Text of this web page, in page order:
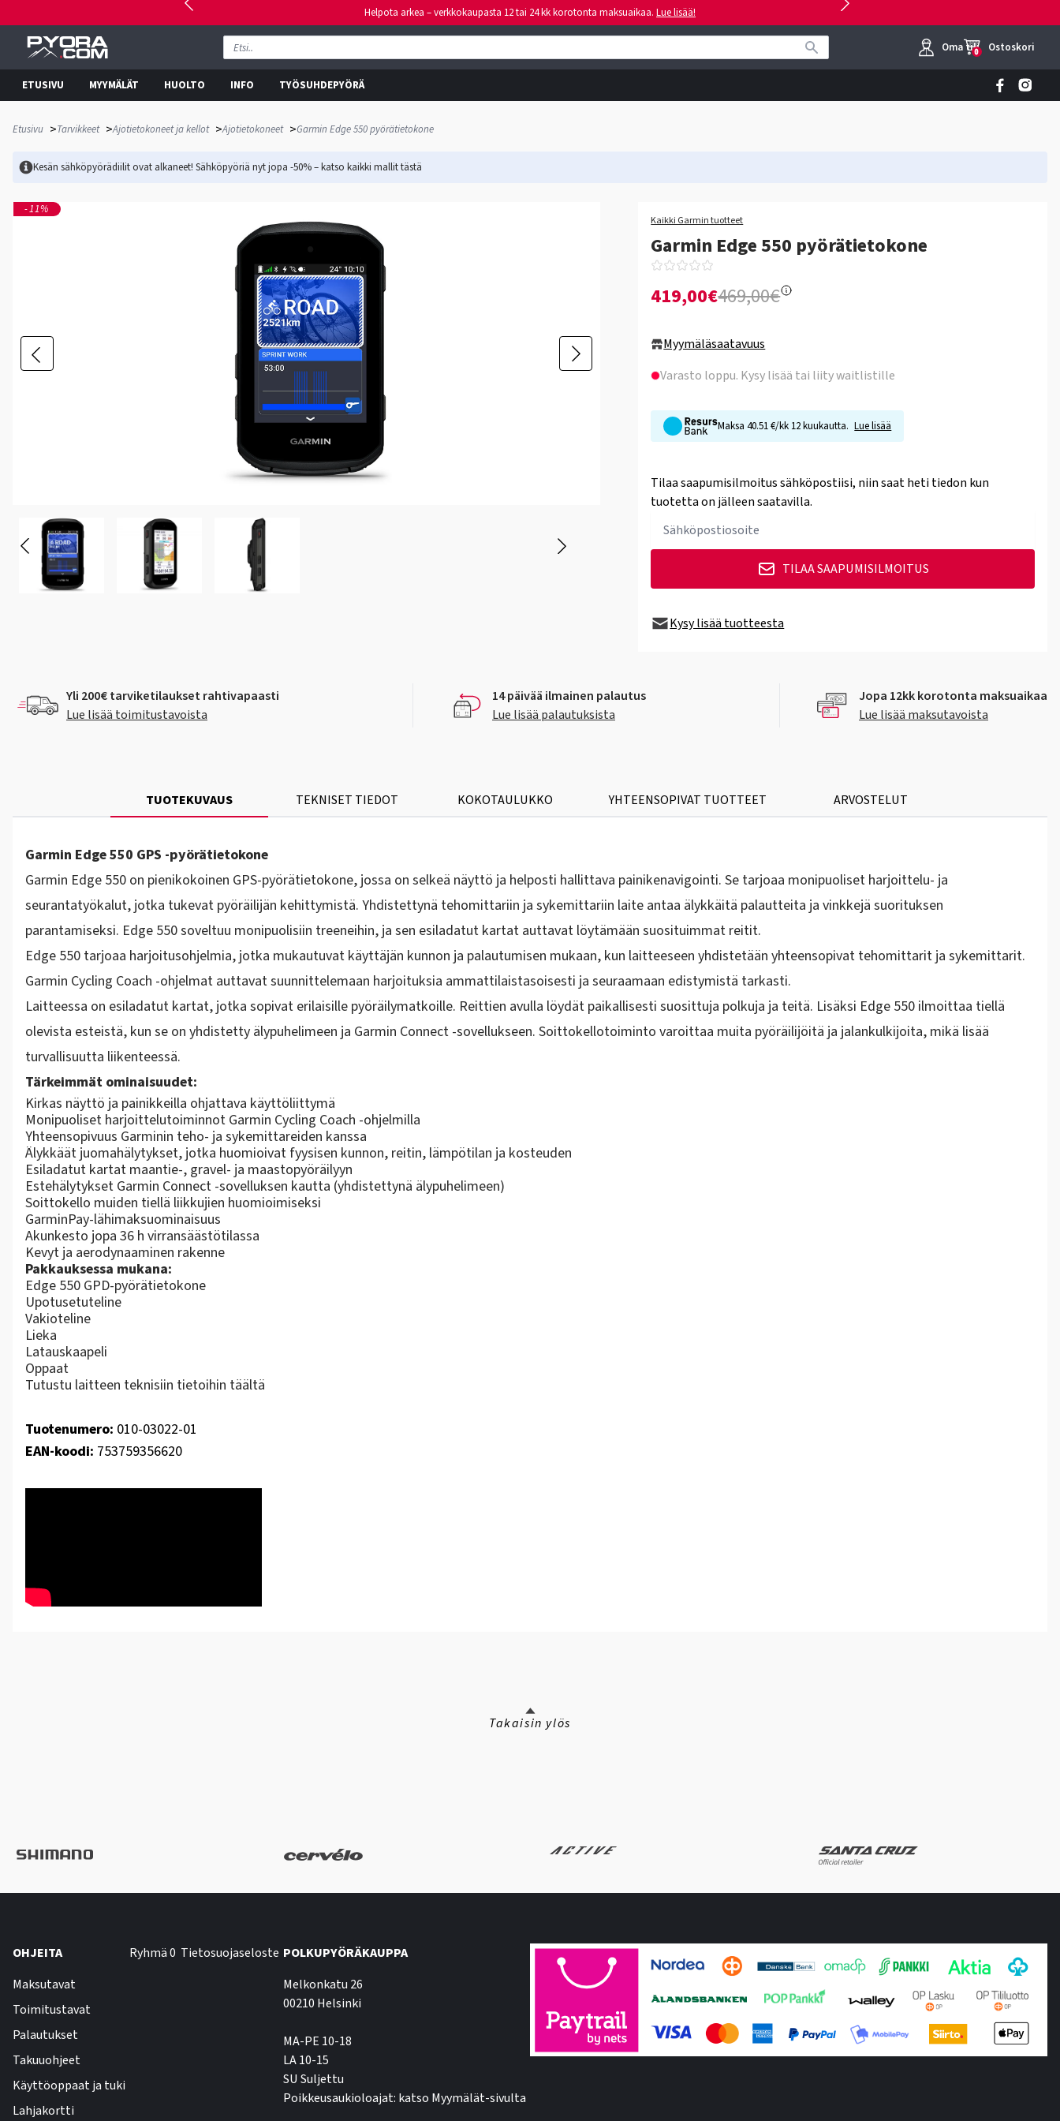
Helpota arkea – verkkokaupasta 12 tai 24 kk korotonta maksuaikaa. Lue lisää!
Oma tili
0 Ostoskori
ETUSIVU MYYMÄLÄT HUOLTO INFO TYÖSUHDEPYÖRÄ
Etusivu >Tarvikkeet >Ajotietokoneet ja kellot >Ajotietokoneet >Garmin Edge 550 pyörätietokone
Kesän sähköpyörädiilit ovat alkaneet! Sähköpyöriä nyt jopa -50% – katso kaikki mallittästä
-11%
Kaikki Garmin tuotteet
Garmin Edge 550 pyörätietokone
419,00€469,00€
Myymäläsaatavuus
Varasto loppu. Kysy lisää tai liity waitlistille
Maksa 40.51 €/kk 12 kuukautta. Lue lisää
Tilaa saapumisilmoitus sähköpostiisi, niin saat heti tiedon kun
tuotetta on jälleen saatavilla.
TILAA SAAPUMISILMOITUS
Kysy lisää tuotteesta
Yli 200€ tarviketilaukset rahtivapaasti
Lue lisää toimitustavoista
14 päivää ilmainen palautus
Lue lisää palautuksista
Jopa 12kk korotonta maksuaikaa
Lue lisää maksutavoista
TUOTEKUVAUS TEKNISET TIEDOT KOKOTAULUKKO YHTEENSOPIVAT TUOTTEET ARVOSTELUT
Garmin Edge 550 GPS -pyörätietokone
Garmin Edge 550 on pienikokoinen GPS-pyörätietokone, jossa on selkeä näyttö ja helposti hallittava painikenavigointi. Se tarjoaa monipuoliset harjoittelu- ja
seurantatyökalut, jotka tukevat pyöräilijän kehittymistä. Yhdistettynä tehomittariin ja sykemittariin laite antaa älykkäitä palautteita ja vinkkejä suorituksen
parantamiseksi. Edge 550 soveltuu monipuolisiin treeneihin, ja sen esiladatut kartat auttavat löytämään suosituimmat reitit.
Edge 550 tarjoaa harjoitusohjelmia, jotka mukautuvat käyttäjän kunnon ja palautumisen mukaan, kun laitteeseen yhdistetään yhteensopivat tehomittarit ja sykemittarit.
Garmin Cycling Coach -ohjelmat auttavat suunnittelemaan harjoituksia ammattilaistasoisesti ja seuraamaan edistymistä tarkasti.
Laitteessa on esiladatut kartat, jotka sopivat erilaisille pyöräilymatkoille. Reittien avulla löydät paikallisesti suosittuja polkuja ja teitä. Lisäksi Edge 550 ilmoittaa tiellä
olevista esteistä, kun se on yhdistetty älypuhelimeen ja Garmin Connect -sovellukseen. Soittokellotoiminto varoittaa muita pyöräilijöitä ja jalankulkijoita, mikä lisää
turvallisuutta liikenteessä.
Tärkeimmät ominaisuudet:
Kirkas näyttö ja painikkeilla ohjattava käyttöliittymä
Monipuoliset harjoittelutoiminnot Garmin Cycling Coach -ohjelmilla
Yhteensopivuus Garminin teho- ja sykemittareiden kanssa
Älykkäät juomahälytykset, jotka huomioivat fyysisen kunnon, reitin, lämpötilan ja kosteuden
Esiladatut kartat maantie-, gravel- ja maastopyöräilyyn
Estehälytykset Garmin Connect -sovelluksen kautta (yhdistettynä älypuhelimeen)
Soittokello muiden tiellä liikkujien huomioimiseksi
GarminPay-lähimaksuominaisuus
Akunkesto jopa 36 h virransäästötilassa
Kevyt ja aerodynaaminen rakenne
Pakkauksessa mukana:
Edge 550 GPD-pyörätietokone
Upotusetuteline
Vakioteline
Lieka
Latauskaapeli
Oppaat
Tutustu laitteen teknisiin tietoihin täältä
Tuotenumero: 010-03022-01
EAN-koodi: 753759356620
Takaisin ylös
OHJEITA
Maksutavat
Toimitustavat
Palautukset
Takuuohjeet
Käyttöoppaat ja tuki
Lahjakortti
Ryhmä 0 Tietosuojaseloste POLKUPYÖRÄKAUPPA
Melkonkatu 26
00210 Helsinki
MA-PE 10-18
LA 10-15
SU Suljettu
Poikkeusaukioloajat: katso Myymälät-sivulta